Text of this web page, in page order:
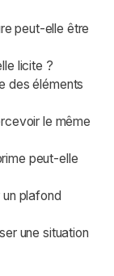
peut-elle être
licite ?
des éléments
le même
peut-elle
plafond
une situation